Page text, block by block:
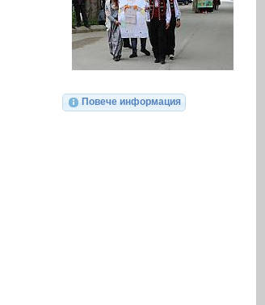
Повече информация